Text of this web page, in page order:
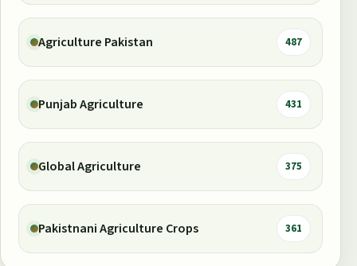
Agriculture Pakistan 487
Punjab Agriculture 431
Global Agriculture 375
Pakistnani Agriculture Crops 361